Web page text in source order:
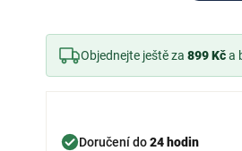
Objednejte ještě za 899 Kča
Doručení do24 hodin